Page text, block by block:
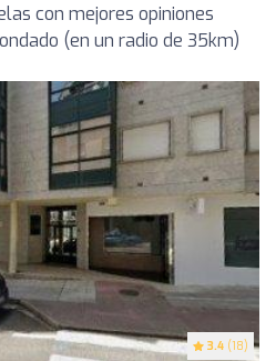
con mejores opiniones
(en un radio de 35km)
3.4 (18)